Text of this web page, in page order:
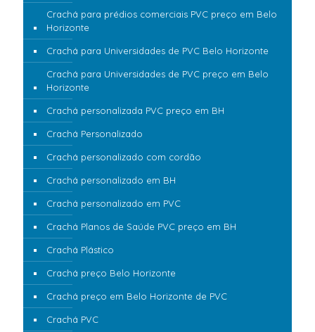
Crachá para prédios comerciais PVC preço em Belo
Horizonte
Crachá para Universidades de PVC Belo Horizonte
Crachá para Universidades de PVC preço em Belo
Horizonte
Crachá personalizada PVC preço em BH
Crachá Personalizado
Crachá personalizado com cordão
Crachá personalizado em BH
Crachá personalizado em PVC
Crachá Planos de Saúde PVC preço em BH
Crachá Plástico
Crachá preço Belo Horizonte
Crachá preço em Belo Horizonte de PVC
Crachá PVC